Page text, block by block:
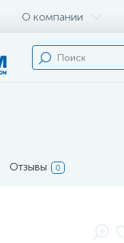
О компании
Отзывы 0